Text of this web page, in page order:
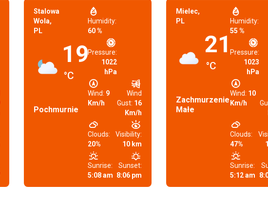
Stalowa
Wola,
PL
19
°C
Pochmurnie
Humidity:
60 %
Pressure:
1022
hPa
Wind: 9
Km/h
Wind
Gust: 16
Km/h
Clouds:
20%
Visibility:
10 km
Sunrise:
5:08 am
Sunset:
8:06 pm
Mielec,
PL
21
°C
Zachmurzenie
Małe
Humidity:
55 %
Pressure:
1023
hPa
Wind: 10
Km/h
Clouds:
47%
Sunrise:
5:12 am